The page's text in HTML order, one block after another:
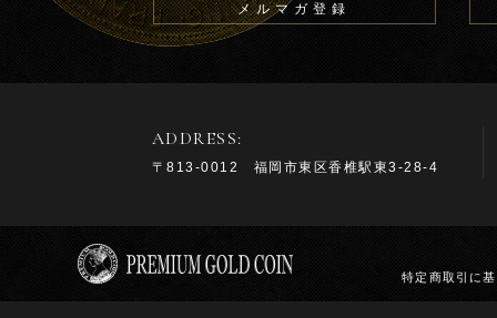
メルマガ登録
ADDRESS:
〒813-0012 福岡市東区香椎駅東3-28-4
特定商取引に